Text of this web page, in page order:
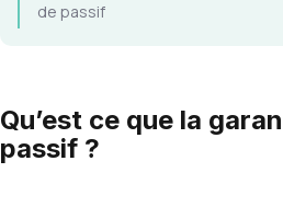
de passif
Qu’est ce que la
passif ?